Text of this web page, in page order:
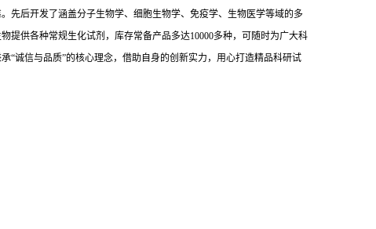
先后开发了涵盖分子生物学、细胞生物学、免疫学、生物医学等域的多
提供各种常规生化试剂，库存常备产品多达10000多种，可随时为广大科
“诚信与品质”的核心理念，借助自身的创新实力，用心打造精品科研试